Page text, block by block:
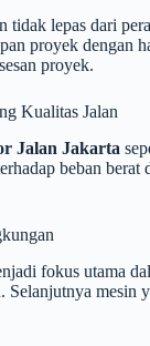
tidak lepas dari
proyek dengan
proyek.
Kualitas Jalan
Jalan Jakarta
beban
fokus utama
mesin